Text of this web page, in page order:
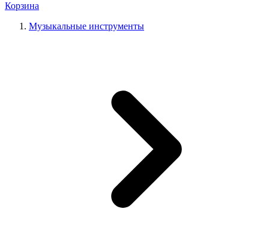
Корзина
Музыкальные инструменты